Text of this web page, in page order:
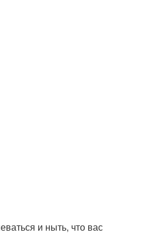
и ныть, что вас